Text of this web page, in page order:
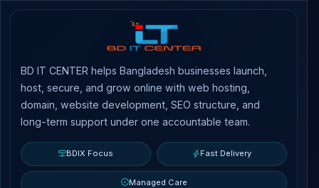
BD IT CENTER helps Bangladesh businesses launch,
host, secure, and grow online with web hosting,
domain, website development, SEO structure, and
long-term support under one accountable team.
BDIX Focus Fast Delivery
Managed Care